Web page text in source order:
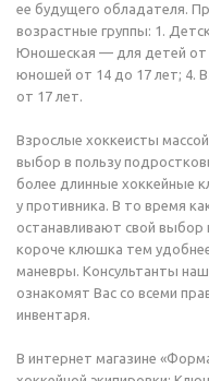
ее будущего обладателя.
возрастные группы: 1.
Юношеская — для детей от
юношей от 14 до 17 лет; 4.
от 17 лет.
Взрослые хоккеисты
выбор в пользу
более длинные хоккейные
у противника. В то время
останавливают свой выбор
короче клюшка тем
маневры. Консультанты
ознакомят Вас со всеми
инвентаря.
В интернет магазине